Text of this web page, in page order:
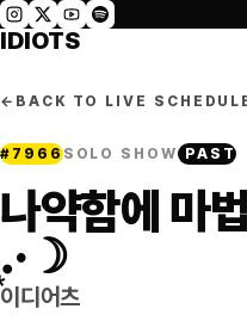
IDIOTS
← BACK TO LIVE
# 7966SOLO SHOW PAST
나약함에 마
.͙·☽
이디어츠